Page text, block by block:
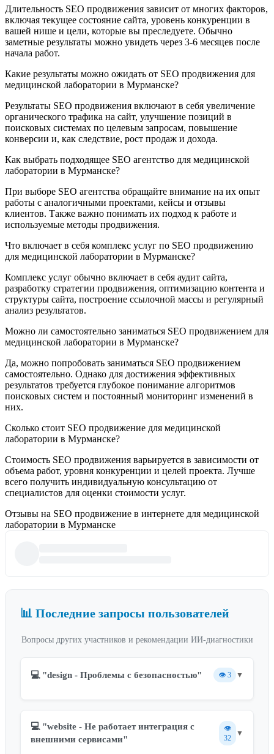
Длительность SEO продвижения зависит от многих факторов,
включая текущее состояние сайта, уровень конкуренции в
вашей нише и цели, которые вы преследуете. Обычно
заметные результаты можно увидеть через 3-6 месяцев после
начала работ.
Какие результаты можно ожидать от SEO продвижения для
медицинской лаборатории в Мурманске?
Результаты SEO продвижения включают в себя увеличение
органического трафика на сайт, улучшение позиций в
поисковых системах по целевым запросам, повышение
конверсии и, как следствие, рост продаж и дохода.
Как выбрать подходящее SEO агентство для медицинской
лаборатории в Мурманске?
При выборе SEO агентства обращайте внимание на их опыт
работы с аналогичными проектами, кейсы и отзывы
клиентов. Также важно понимать их подход к работе и
используемые методы продвижения.
Что включает в себя комплекс услуг по SEO продвижению
для медицинской лаборатории в Мурманске?
Комплекс услуг обычно включает в себя аудит сайта,
разработку стратегии продвижения, оптимизацию контента и
структуры сайта, построение ссылочной массы и регулярный
анализ результатов.
Можно ли самостоятельно заниматься SEO продвижением для
медицинской лаборатории в Мурманске?
Да, можно попробовать заниматься SEO продвижением
самостоятельно. Однако для достижения эффективных
результатов требуется глубокое понимание алгоритмов
поисковых систем и постоянный мониторинг изменений в
них.
Сколько стоит SEO продвижение для медицинской
лаборатории в Мурманске?
Стоимость SEO продвижения варьируется в зависимости от
объема работ, уровня конкуренции и целей проекта. Лучше
всего получить индивидуальную консультацию от
специалистов для оценки стоимости услуг.
Отзывы на SEO продвижение в интернете для медицинской
лаборатории в Мурманске
📊 Последние запросы пользователей
Вопросы других участников и рекомендации ИИ-диагностики
💻 "design - Проблемы с безопасностью" 👁️ 3 ▼
💻 "website - Не работает интеграция с
внешними сервисами"
👁️
32
▼